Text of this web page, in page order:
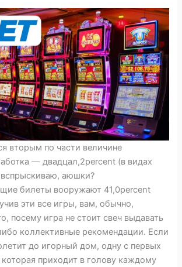
вторым по части величине
— двадцал,2percent (в видах
аюшки?
билеты вооружают 41,0percent
эти все игры, вам, обычно,
посему игра не стоит свеч выдавать
коллективные рекомендации. Если
до игорный дом, одну с первых
приходит в голову каждому